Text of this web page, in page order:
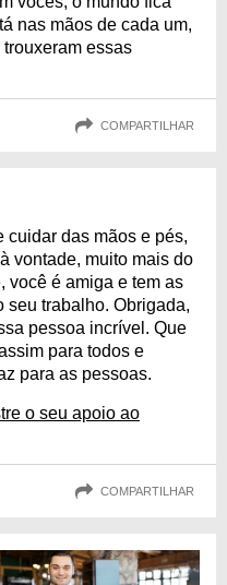
nas mãos de cada um,
essas
COMPARTILHAR
cuidar das mãos e pés,
vontade, muito mais do
você é amiga e tem as
seu trabalho. Obrigada,
pessoa incrível. Que
para todos e
para as pessoas.
o seu apoio ao
COMPARTILHAR